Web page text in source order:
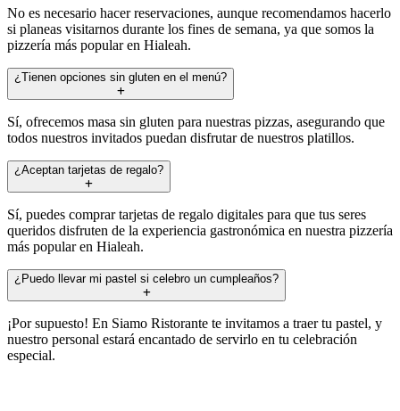
No es necesario hacer reservaciones, aunque recomendamos hacerlo
si planeas visitarnos durante los fines de semana, ya que somos la
pizzería más popular en Hialeah.
¿Tienen opciones sin gluten en el menú?
Sí, ofrecemos masa sin gluten para nuestras pizzas, asegurando que
todos nuestros invitados puedan disfrutar de nuestros platillos.
¿Aceptan tarjetas de regalo?
Sí, puedes comprar tarjetas de regalo digitales para que tus seres
queridos disfruten de la experiencia gastronómica en nuestra pizzería
más popular en Hialeah.
¿Puedo llevar mi pastel si celebro un cumpleaños?
¡Por supuesto! En Siamo Ristorante te invitamos a traer tu pastel, y
nuestro personal estará encantado de servirlo en tu celebración
especial.